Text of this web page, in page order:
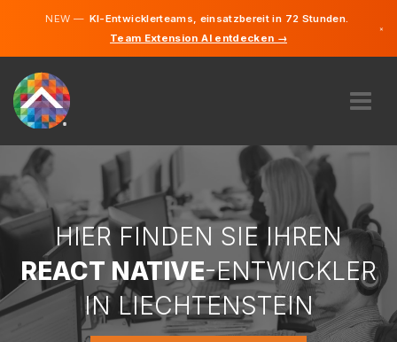
NEW —KI-Entwicklerteams, einsatzbereit in 72 Stunden.
Team Extension AI entdecken →
×
ÜBER UNS
EXPERTISE
WIE FUNKTIONIERT ES?
KARRIERE
FINDEN
LIECHTENSTEIN
HIER FINDEN SIE IHREN
REACT NATIVE-ENTWICKLER
IN LIECHTENSTEIN